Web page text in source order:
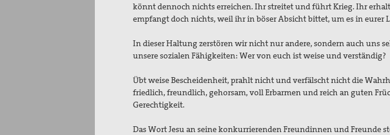
könnt dennoch nichts erreichen. Ihr streitet und führt Krieg. Ihr
empfangt doch nichts, weil ihr in böser Absicht bittet, um es in eurer
In dieser Haltung zerstören wir nicht nur andere, sondern auch uns
unsere sozialen Fähigkeiten: Wer von euch ist weise und verständig?
Übt weise Bescheidenheit, prahlt nicht und verfälscht nicht die
friedlich, freundlich, gehorsam, voll Erbarmen und reich an guten
Gerechtigkeit.
Das Wort Jesu an seine konkurrierenden Freundinnen und Freunde